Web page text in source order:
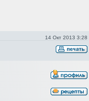
14 Окт 2013 3:28